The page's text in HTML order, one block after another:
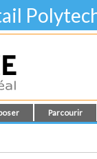
Parcourir